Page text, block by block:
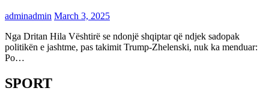
adminadmin March 3, 2025
Nga Dritan Hila Vështirë se ndonjë shqiptar që ndjek sadopak
politikën e jashtme, pas takimit Trump-Zhelenski, nuk ka menduar:
Po…
SPORT